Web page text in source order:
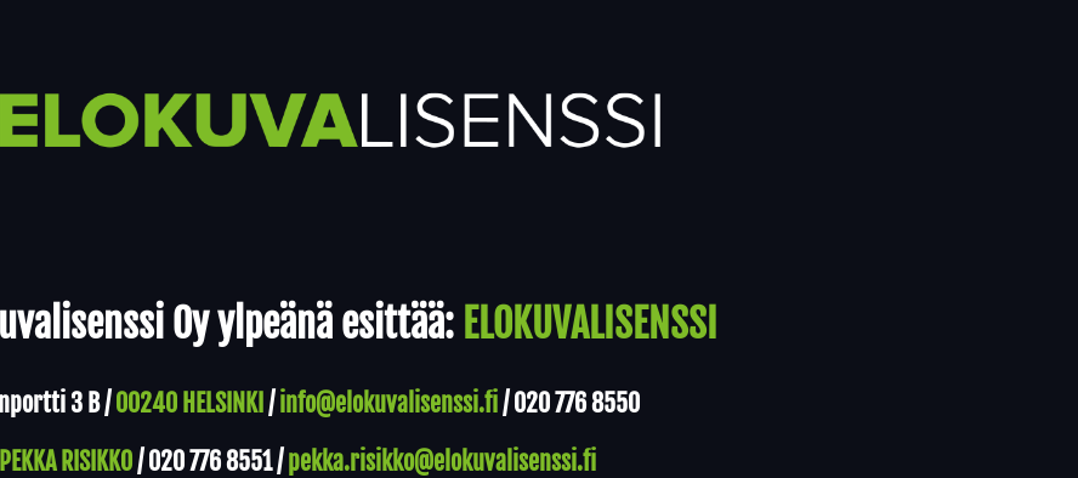
Oy ylpeänä esittää: ELOKUVALISENSSI
3 B /00240 HELSINKI /info@elokuvalisenssi.fi/020 776 8550
PEKKA RISIKKO/020 776 8551/pekka.risikko@elokuvalisenssi.fi